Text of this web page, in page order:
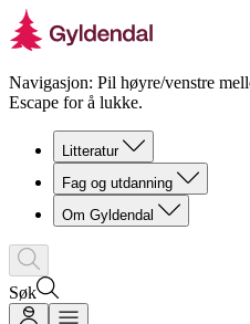
Navigasjon: Pil høyre/venstre
Escape for å lukke.
Litteratur
Fag og utdanning
Om Gyldendal
Søk